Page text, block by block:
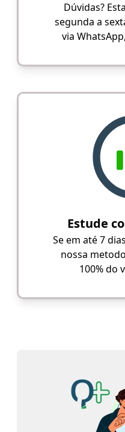
Dúvidas?
segunda a
via
Estude
Se em até 7
nossa
100% do